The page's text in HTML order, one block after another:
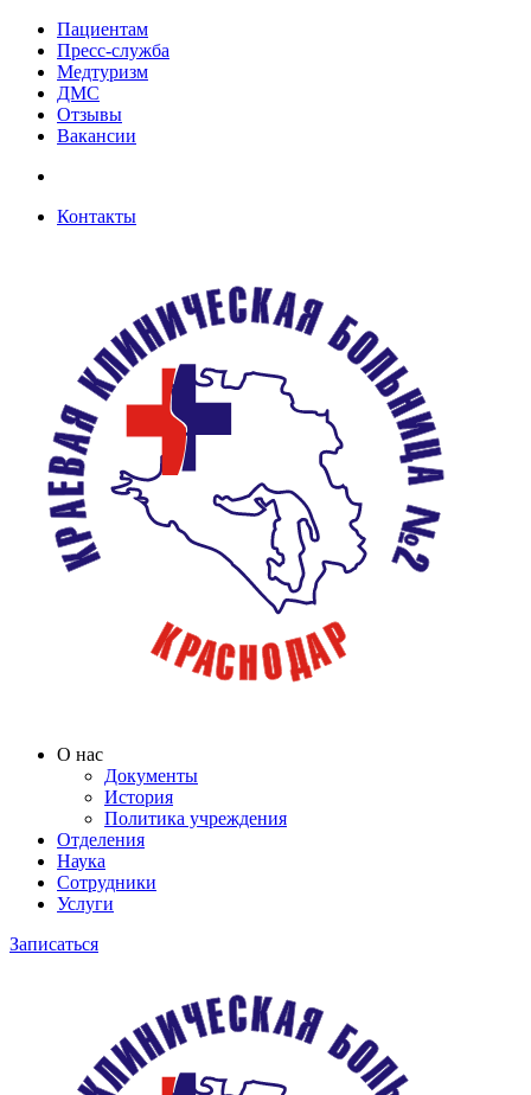
Пациентам
Пресс-служба
Медтуризм
ДМС
Отзывы
Вакансии
Контакты
О нас
Документы
История
Политика учреждения
Отделения
Наука
Сотрудники
Услуги
Записаться